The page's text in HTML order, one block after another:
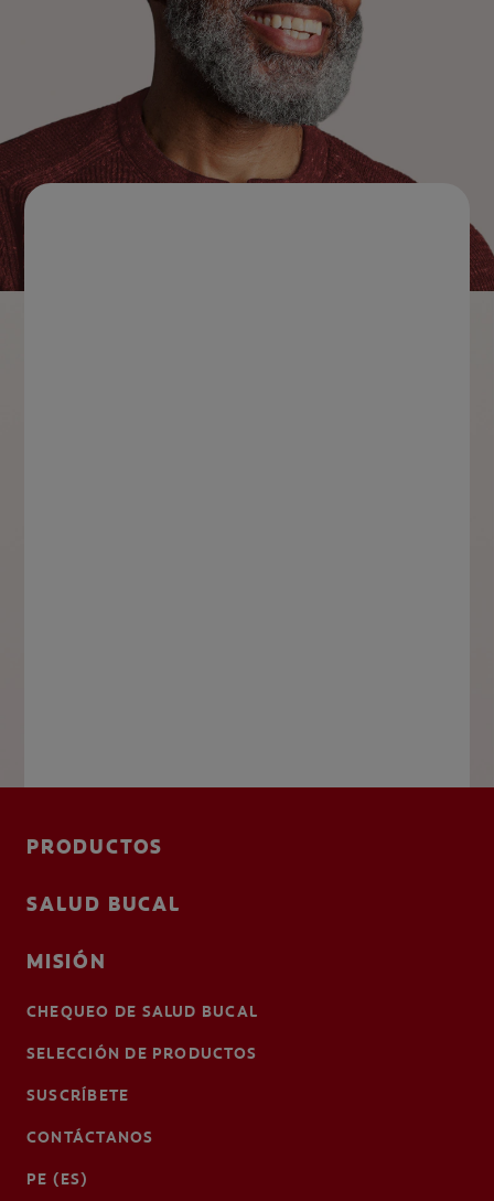
PRODUCTOS
SALUD BUCAL
MISIÓN
CHEQUEO DE SALUD BUCAL
SELECCIÓN DE PRODUCTOS
SUSCRÍBETE
CONTÁCTANOS
PE (ES)